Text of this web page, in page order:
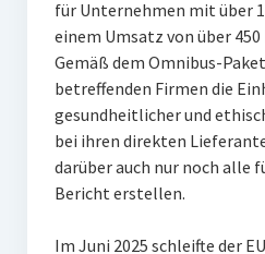
für Unternehmen mit über
einem Umsatz von über
Gemäß dem Omnibus-
betreffenden Firmen die
gesundheitlicher und
bei ihren direkten
darüber auch nur noch alle
Bericht erstellen.
Im Juni 2025 schleifte der